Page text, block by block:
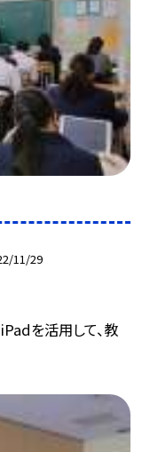
11/29
を活用して、教